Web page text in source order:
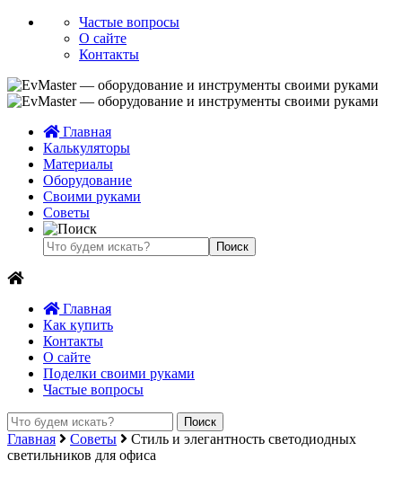
Частые вопросы
О сайте
Контакты
Главная
Калькуляторы
Материалы
Оборудование
Своими руками
Советы
Главная
Как купить
Контакты
О сайте
Поделки своими руками
Частые вопросы
Главная Советы
Стиль и элегантность светодиодных
светильников для офиса